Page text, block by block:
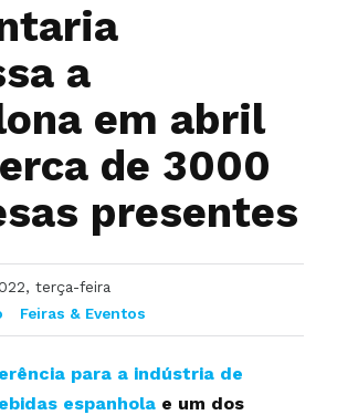
a
em abril
de 3000
presentes
terça-feira
Feiras & Eventos
para a indústria de
espanhola e um dos